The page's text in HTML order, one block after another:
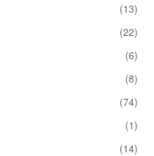
(13)
(22)
(6)
(8)
(74)
(1)
(14)